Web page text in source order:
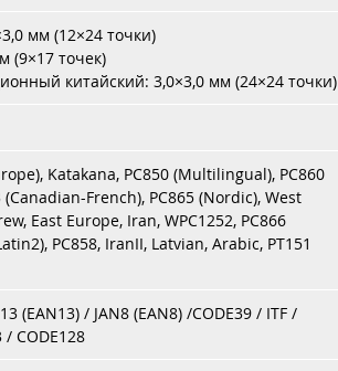
мм (12×24 точки)
(9×17 точек)
китайский: 3,0×3,0 мм (24×24 точки)
Katakana, PC850 (Multilingual), PC860
(Canadian-French), PC865 (Nordic), West
East Europe, Iran, WPC1252, PC866
PC858, IranII, Latvian, Arabic, PT151
(EAN13) / JAN8 (EAN8) /CODE39 / ITF /
/ CODE128